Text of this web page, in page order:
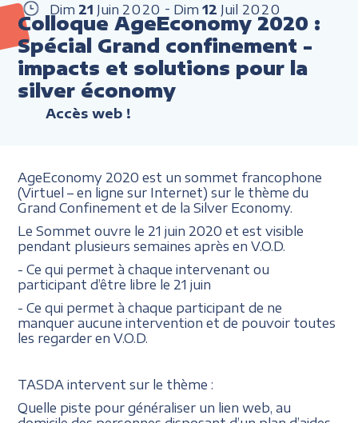
Dim 21 Juin 2020 Dim 12 Juil 2020
Colloque AgeEconomy 2020 :
Spécial Grand confinement -
impacts et solutions pour la
silver économy
Accès web !
AgeEconomy 2020 est un sommet francophone
(Virtuel – en ligne sur Internet) sur le thème du
Grand Confinement et de la Silver Economy.
Le Sommet ouvre le 21 juin 2020 et est visible
pendant plusieurs semaines après en V.O.D.
- Ce qui permet à chaque intervenant ou
participant d’être libre le 21 juin
- Ce qui permet à chaque participant de ne
manquer aucune intervention et de pouvoir toutes
les regarder en V.O.D.
TASDA intervent sur le thème :
Quelle piste pour généraliser un lien web, au